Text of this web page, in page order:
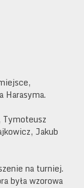
Harasyma.
Jakub
na turniej.
była wzorowa